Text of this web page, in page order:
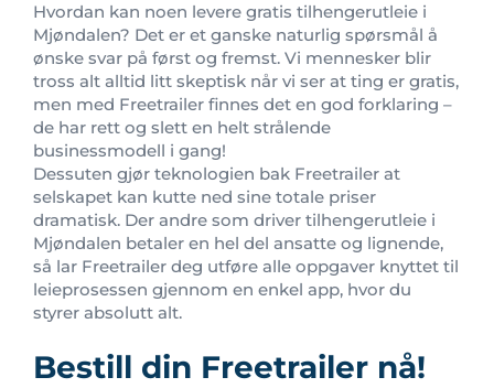
Hvordan kan noen levere gratis tilhengerutleie i
Mjøndalen? Det er et ganske naturlig spørsmål å
ønske svar på først og fremst. Vi mennesker blir
tross alt alltid litt skeptisk når vi ser at ting er gratis,
men med Freetrailer finnes det en god forklaring –
de har rett og slett en helt strålende
businessmodell i gang!
Dessuten gjør teknologien bak Freetrailer at
selskapet kan kutte ned sine totale priser
dramatisk. Der andre som driver tilhengerutleie i
Mjøndalen betaler en hel del ansatte og lignende,
så lar Freetrailer deg utføre alle oppgaver knyttet til
leieprosessen gjennom en enkel app, hvor du
styrer absolutt alt.
Bestill din Freetrailer nå!